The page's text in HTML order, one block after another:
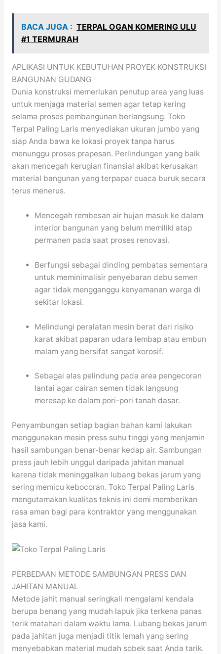
BACA JUGA : TERPAL OGAN KOMERING ULU
#1 TERMURAH
APLIKASI UNTUK KEBUTUHAN PROYEK KONSTRUKSI
BANGUNAN GUDANG
Dunia konstruksi memerlukan penutup area yang luas
untuk menjaga material semen agar tetap kering
selama proses pembangunan berlangsung. Toko
Terpal Paling Laris menyediakan ukuran jumbo yang
siap Anda bawa ke lokasi proyek tanpa harus
menunggu proses prapesan. Perlindungan yang baik
akan mencegah kerugian finansial akibat kerusakan
material bangunan yang terpapar cuaca buruk secara
terus menerus.
Mencegah rembesan air hujan masuk ke dalam
interior bangunan yang belum memiliki atap
permanen pada saat proses renovasi.
Berfungsi sebagai dinding pembatas sementara
untuk meminimalisir penyebaran debu semen
agar tidak mengganggu kenyamanan warga di
sekitar lokasi.
Melindungi peralatan mesin berat dari risiko
karat akibat paparan udara lembap atau embun
malam yang bersifat sangat korosif.
Sebagai alas pelindung pada area pengecoran
lantai agar cairan semen tidak langsung
meresap ke dalam pori-pori tanah dasar.
Penyambungan setiap bagian bahan kami lakukan
menggunakan mesin press suhu tinggi yang menjamin
hasil sambungan benar-benar kedap air. Sambungan
press jauh lebih unggul daripada jahitan manual
karena tidak meninggalkan lubang bekas jarum yang
sering memicu kebocoran. Toko Terpal Paling Laris
mengutamakan kualitas teknis ini demi memberikan
rasa aman bagi para kontraktor yang menggunakan
jasa kami.
PERBEDAAN METODE SAMBUNGAN PRESS DAN
JAHITAN MANUAL
Metode jahit manual seringkali mengalami kendala
berupa benang yang mudah lapuk jika terkena panas
terik matahari dalam waktu lama. Lubang bekas jarum
pada jahitan juga menjadi titik lemah yang sering
menyebabkan material mudah sobek saat Anda tarik.